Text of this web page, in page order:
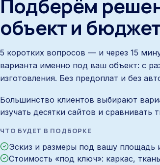
Подберём
объект и
5 коротких вопросов — и через 15
варианта именно под ваш объект: с
изготовления. Без предоплат и без
Большинство клиентов выбирают
изучать десятки сайтов и сравнивать
ЧТО БУДЕТ В ПОДБОРКЕ
Эскиз и размеры под вашу площадь
Стоимость «под ключ»: каркас,